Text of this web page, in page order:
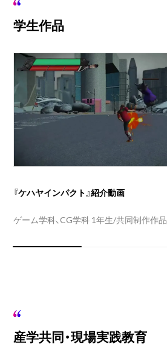
学生作品
『ケハヤインパクト』紹介動画
ゲーム学科、CG学科 1年生/共同制作作品
産学共同・現場実践教育